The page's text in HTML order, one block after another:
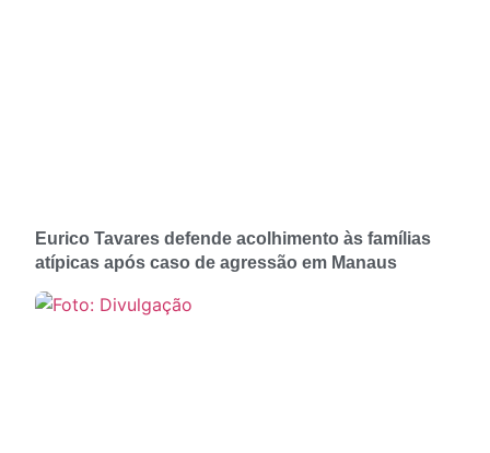
Eurico Tavares defende acolhimento às famílias
atípicas após caso de agressão em Manaus